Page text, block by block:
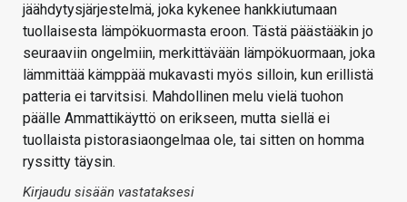
jäähdytysjärjestelmä, joka kykenee hankkiutumaan
tuollaisesta lämpökuormasta eroon. Tästä päästääkin jo
seuraaviin ongelmiin, merkittävään lämpökuormaan, joka
lämmittää kämppää mukavasti myös silloin, kun erillistä
patteria ei tarvitsisi. Mahdollinen melu vielä tuohon
päälle Ammattikäyttö on erikseen, mutta siellä ei
tuollaista pistorasiaongelmaa ole, tai sitten on homma
ryssitty täysin.
Kirjaudu sisään vastataksesi